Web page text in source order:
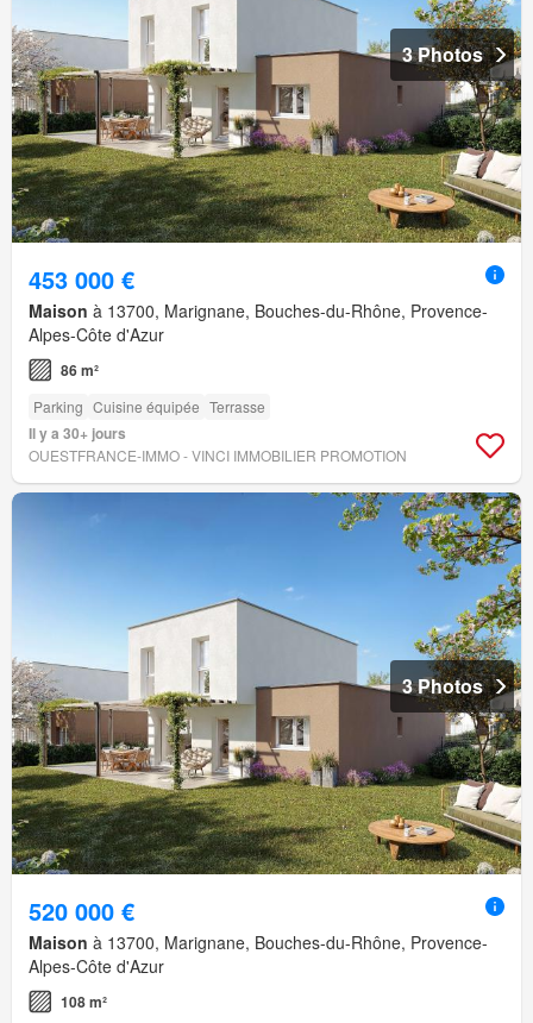
3 Photos
453 000 €
Maison à 13700, Marignane, Bouches-du-Rhône, Provence-
Alpes-Côte d'Azur
86 m²
Parking Cuisine équipée Terrasse
Il y a 30+ jours
OUESTFRANCE-IMMO - VINCI IMMOBILIER PROMOTION
3 Photos
520 000 €
Maison à 13700, Marignane, Bouches-du-Rhône, Provence-
Alpes-Côte d'Azur
108 m²